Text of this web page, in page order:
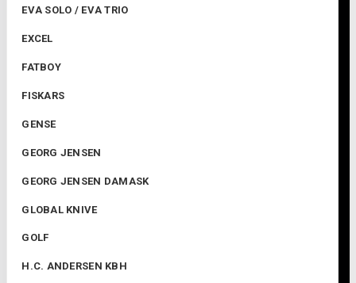
EVA SOLO / EVA TRIO
EXCEL
FATBOY
FISKARS
GENSE
GEORG JENSEN
GEORG JENSEN DAMASK
GLOBAL KNIVE
GOLF
H.C. ANDERSEN KBH